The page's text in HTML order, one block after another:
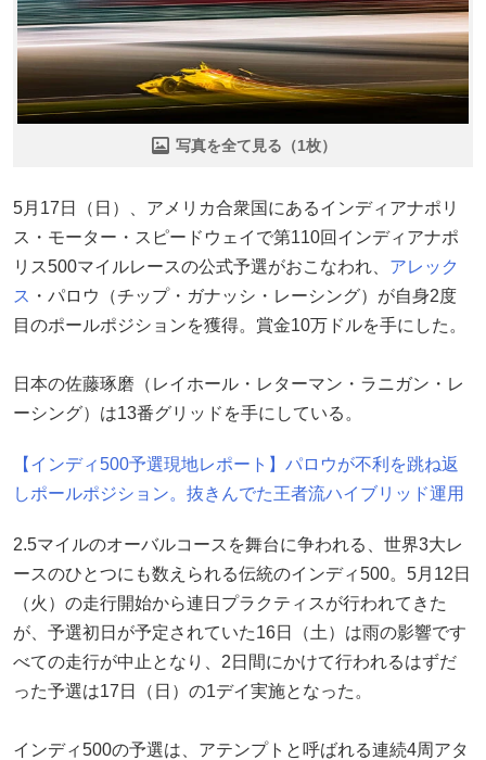
写真を全て見る（1枚）
5月17日（日）、アメリカ合衆国にあるインディアナポリ
ス・モーター・スピードウェイで第110回インディアナポ
リス500マイルレースの公式予選がおこなわれ、 アレック
ス ・パロウ（チップ・ガナッシ・レーシング）が自身2度
目のポールポジションを獲得。賞金10万ドルを手にした。
日本の佐藤琢磨（レイホール・レターマン・ラニガン・レ
ーシング）は13番グリッドを手にしている。
【インディ500予選現地レポート】パロウが不利を跳ね返
しポールポジション。抜きんでた王者流ハイブリッド運用
2.5マイルのオーバルコースを舞台に争われる、世界3大レ
ースのひとつにも数えられる伝統のインディ500。5月12日
（火）の走行開始から連日プラクティスが行われてきた
が、予選初日が予定されていた16日（土）は雨の影響です
べての走行が中止となり、2日間にかけて行われるはずだ
った予選は17日（日）の1デイ実施となった。
インディ500の予選は、アテンプトと呼ばれる連続4周アタ